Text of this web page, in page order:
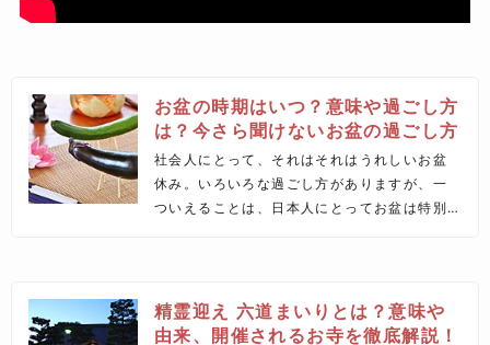
お盆の時期はいつ？意味や過ごし方
は？今さら聞けないお盆の過ごし方
社会人にとって、それはそれはうれしいお盆
休み。いろいろな過ごし方がありますが、一
ついえることは、日本人にとってお盆は特別
精霊迎え 六道まいりとは？意味や
由来、開催されるお寺を徹底解説！